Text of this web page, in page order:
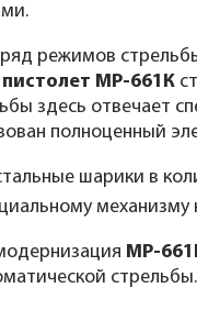
режимов
пистолет МР-661К
здесь отвечает
полноценный
шарики в
МР-